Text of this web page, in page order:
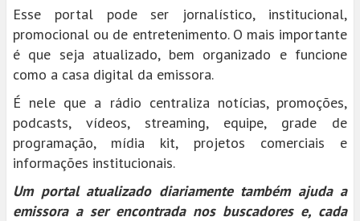
Esse portal pode ser jornalístico, institucional,
promocional ou de entretenimento. O mais importante
é que seja atualizado, bem organizado e funcione
como a casa digital da emissora.
É nele que a rádio centraliza notícias, promoções,
podcasts, vídeos, streaming, equipe, grade de
programação, mídia kit, projetos comerciais e
informações institucionais.
Um portal atualizado diariamente também ajuda a
emissora a ser encontrada nos buscadores e, cada